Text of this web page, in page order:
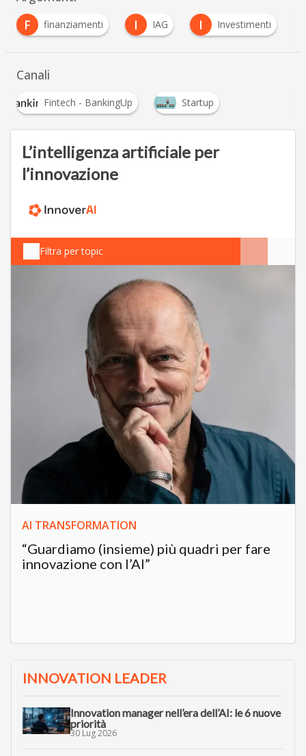
I IAG I Investimenti M
Mobile
Canali
Fintech - BankingUp Startup
L’intelligenza artificiale per
l’innovazione
Filtra per topic
AI TRANSFORMATION
“Guardiamo (insieme) più quadri per fare
innovazione con l’AI”
INNOVATION LEADER
Innovation manager nell’era dell’AI: le 6 nuove
priorità
30 Lug 2026